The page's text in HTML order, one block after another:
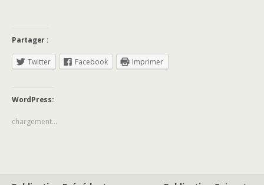
Partager :
Twitter Facebook Imprimer
WordPress:
chargement…